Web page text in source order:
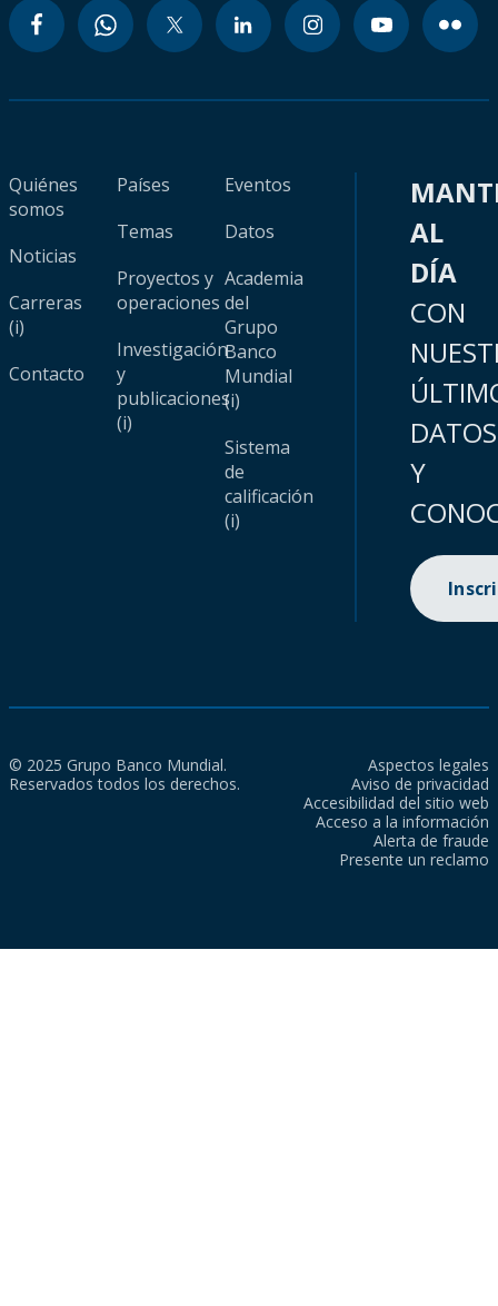
Quiénes
somos
Noticias
Carreras
(i)
Contacto
Países
Temas
Proyectos y
operaciones
Investigación
y
publicaciones
(i)
Eventos
Datos
Academia
del
Grupo
Banco
Mundial
(i)
Sistema
de
calificación
(i)
AL
DÍA
CON
DATOS
Y
© 2025 Grupo Banco Mundial.
Reservados todos los derechos.
Aspectos legales
Aviso de privacidad
Accesibilidad del sitio web
Acceso a la información
Alerta de fraude
Presente un reclamo